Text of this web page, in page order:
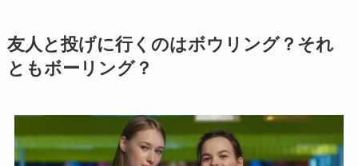
友人と投げに行くのはボウリング？それ
ともボーリング？